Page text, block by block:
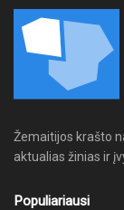
Žemaitijos krašto
aktualias žinias ir
Populiariausi